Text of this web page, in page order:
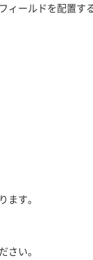
ールドを配置する
す。
さい。